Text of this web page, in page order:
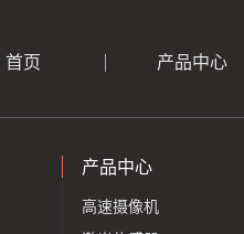
首页 产品中心
产品中心
高速摄像机